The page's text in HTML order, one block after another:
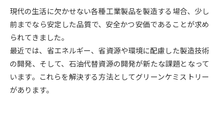
大学で学べる内容や特徴を調べる
現代の生活に欠かせない各種工業製品を製造する場合、少し
前までなら安定した品質で、安全かつ安価であることが求め
られてきました。
最近では、省エネルギー、省資源や環境に配慮した製造技術
の開発、そして、石油代替資源の開発が新たな課題となって
います。これらを解決する方法としてグリーンケミストリー
があります。